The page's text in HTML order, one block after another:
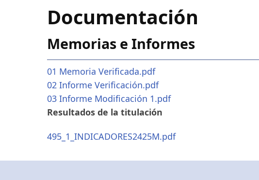
Documentación
Memorias e Informes
01 Memoria Verificada.pdf
02 Informe Verificación.pdf
03 Informe Modificación 1.pdf
Resultados de la titulación
495_1_INDICADORES2425M.pdf